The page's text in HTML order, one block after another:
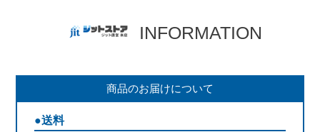
INFORMATION
商品のお届けについて
●送料